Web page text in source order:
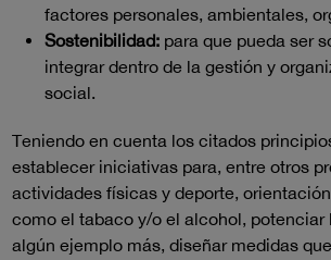
factores personales, ambientales,
Sostenibilidad:para que pueda ser
integrar dentro de la gestión y
social.
Teniendo en cuenta los citados
establecer iniciativas para, entre otros
actividades físicas y deporte,
como el tabaco y/o el alcohol, potenciar
algún ejemplo más, diseñar medidas